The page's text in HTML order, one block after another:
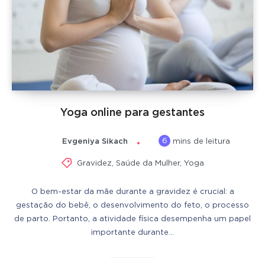
Yoga online para gestantes
Evgeniya Sikach 6 mins de leitura
Gravidez Saúde da Mulher, Yoga
O bem-estar da mãe durante a gravidez é crucial: a
gestação do bebê, o desenvolvimento do feto, o processo
de parto. Portanto, a atividade física desempenha um papel
importante durante…